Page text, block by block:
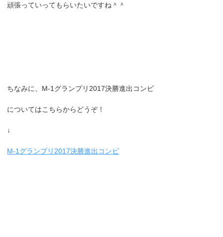
頑張っていってもらいたいですね＾＾
ちなみに、M-1グランプリ2017決勝進出コンビ
についてはこちらからどうぞ！
↓
M-1グランプリ2017決勝進出コンビ